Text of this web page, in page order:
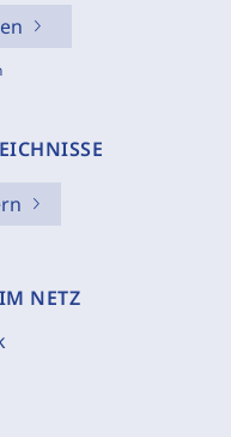
NETZ